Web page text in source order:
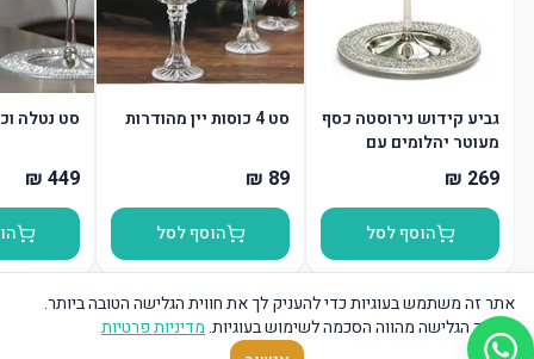
גביע קידוש נירוסטה כסף
מעוטר יהלומים עם
תחתית
הוסף לסל
סט 4 כוסות יין מהודרות
הוסף לסל
סט נטלה
כרית ברית מילה עוד
אתר זה משתמש בעוגיות כדי להעניק לך את חווית הגלישה הטובה ביותר.
המשך הגלישה מהווה הסכמה לשימוש בעוגיות.מדיניות פרטיות